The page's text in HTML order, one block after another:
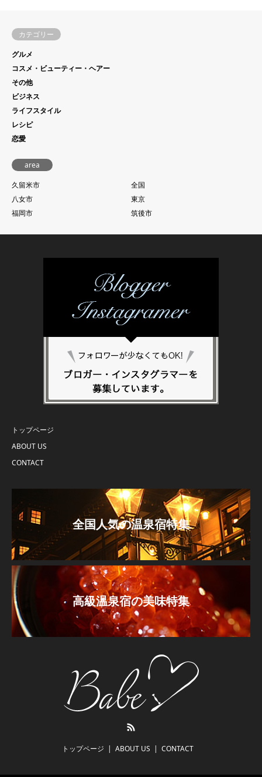
カテゴリー
グルメ
コスメ・ビューティー・ヘアー
その他
ビジネス
ライフスタイル
レシピ
恋愛
area
久留米市
全国
八女市
東京
福岡市
筑後市
トップページ
ABOUT US
CONTACT
全国人気の温泉宿特集
高級温泉宿の美味特集
トップページ ABOUT US CONTACT